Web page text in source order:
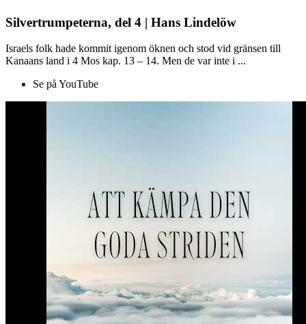
Silvertrumpeterna, del 4 | Hans Lindelöw
Israels folk hade kommit igenom öknen och stod vid gränsen till
Kanaans land i 4 Mos kap. 13 – 14. Men de var inte i ...
Se på YouTube